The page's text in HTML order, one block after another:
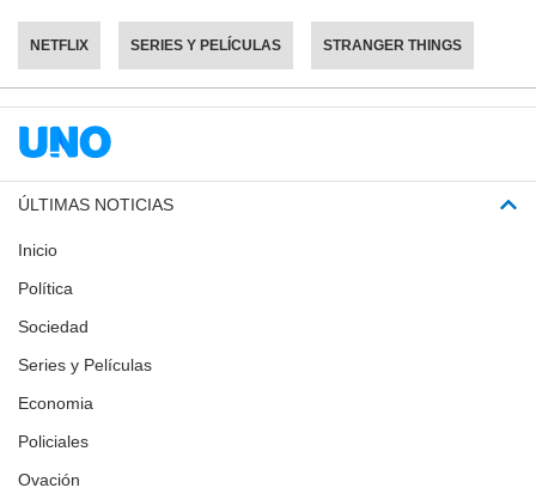
NETFLIX SERIES Y PELÍCULAS STRANGER THINGS
ÚLTIMAS NOTICIAS
Inicio
Política
Sociedad
Series y Películas
Economia
Policiales
Ovación